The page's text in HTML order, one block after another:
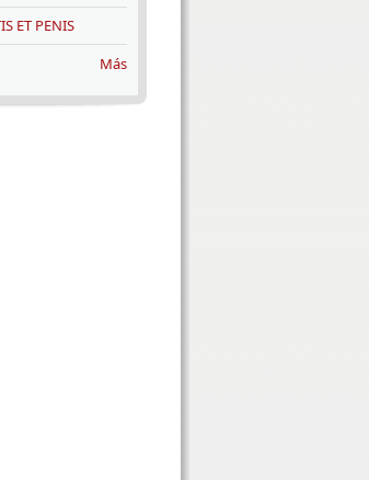
ET PENIS
Más